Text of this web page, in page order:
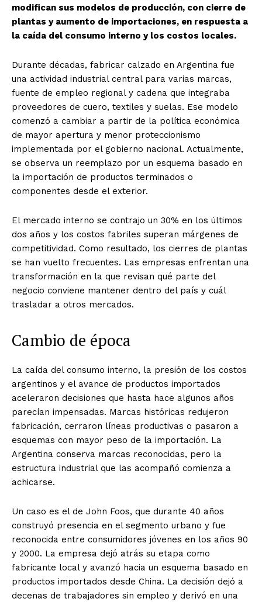
modifican sus modelos de producción, con cierre de
plantas y aumento de importaciones, en respuesta a
la caída del consumo interno y los costos locales.
Durante décadas, fabricar calzado en Argentina fue
una actividad industrial central para varias marcas,
fuente de empleo regional y cadena que integraba
proveedores de cuero, textiles y suelas. Ese modelo
comenzó a cambiar a partir de la política económica
de mayor apertura y menor proteccionismo
implementada por el gobierno nacional. Actualmente,
se observa un reemplazo por un esquema basado en
la importación de productos terminados o
componentes desde el exterior.
El mercado interno se contrajo un 30% en los últimos
dos años y los costos fabriles superan márgenes de
competitividad. Como resultado, los cierres de plantas
se han vuelto frecuentes. Las empresas enfrentan una
transformación en la que revisan qué parte del
negocio conviene mantener dentro del país y cuál
trasladar a otros mercados.
Cambio de época
La caída del consumo interno, la presión de los costos
argentinos y el avance de productos importados
aceleraron decisiones que hasta hace algunos años
parecían impensadas. Marcas históricas redujeron
fabricación, cerraron líneas productivas o pasaron a
esquemas con mayor peso de la importación. La
Argentina conserva marcas reconocidas, pero la
estructura industrial que las acompañó comienza a
achicarse.
Un caso es el de John Foos, que durante 40 años
construyó presencia en el segmento urbano y fue
reconocida entre consumidores jóvenes en los años 90
y 2000. La empresa dejó atrás su etapa como
fabricante local y avanzó hacia un esquema basado en
productos importados desde China. La decisión dejó a
decenas de trabajadores sin empleo y derivó en una